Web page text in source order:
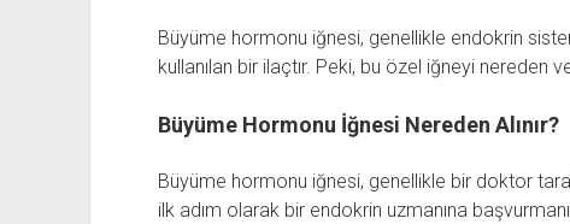
Büyüme hormonu iğnesi, genellikle endokrin
kullanılan bir ilaçtır. Peki, bu özel iğneyi nereden
Büyüme Hormonu İğnesi Nereden Alınır?
Büyüme hormonu iğnesi, genellikle bir doktor
ilk adım olarak bir endokrin uzmanına